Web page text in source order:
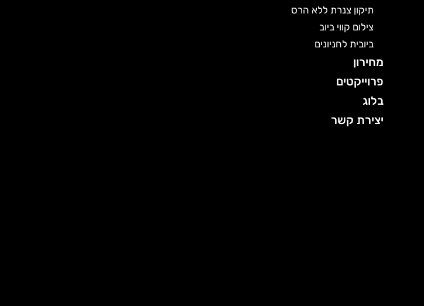
תיקון צנרת ללא הרס
צילום קווי ביוב
ביובית לחניונים
מחירון
פרוייקטים
בלוג
יצירת קשר